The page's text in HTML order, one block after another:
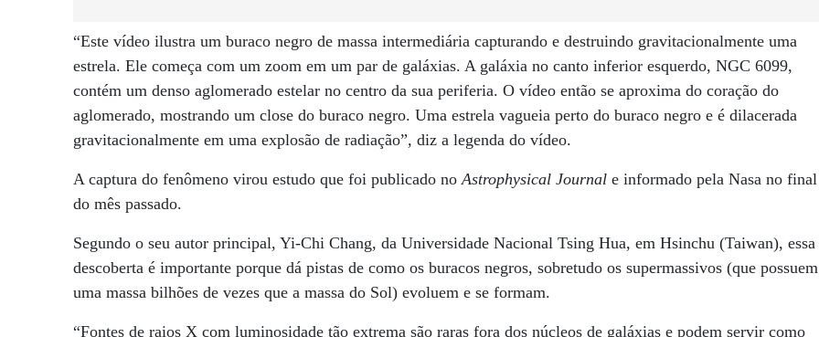
“Este vídeo ilustra um buraco negro de massa intermediária capturando e destruindo gravitacionalmente uma
estrela. Ele começa com um zoom em um par de galáxias. A galáxia no canto inferior esquerdo, NGC 6099,
contém um denso aglomerado estelar no centro da sua periferia. O vídeo então se aproxima do coração do
aglomerado, mostrando um close do buraco negro. Uma estrela vagueia perto do buraco negro e é dilacerada
gravitacionalmente em uma explosão de radiação”, diz a legenda do vídeo.
A captura do fenômeno virou estudo que foi publicado noAstrophysical Journal e informado pela Nasa no final
do mês passado.
Segundo o seu autor principal, Yi-Chi Chang, da Universidade Nacional Tsing Hua, em Hsinchu (Taiwan), essa
descoberta é importante porque dá pistas de como os buracos negros, sobretudo os supermassivos (que possuem
uma massa bilhões de vezes que a massa do Sol) evoluem e se formam.
“Fontes de raios X com luminosidade tão extrema são raras fora dos núcleos de galáxias e podem servir como